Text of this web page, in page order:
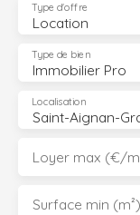
Location
Type d'offre
Immobilier Pro
Type de bien
Saint-Aignan-
Localisation
Loyer max (€/
Surface min (m²)